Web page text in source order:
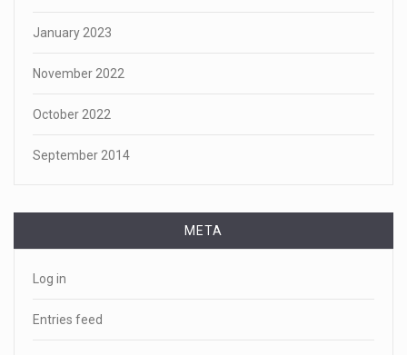
January 2023
November 2022
October 2022
September 2014
META
Log in
Entries feed